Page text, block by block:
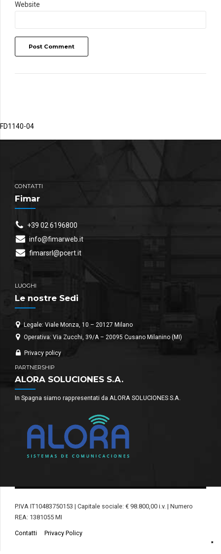
Website
Post Comment
FD1140-04
CONTATTI
Fimar
+39 02 6196800
info@fimarweb.it
fimarsrl@pcert.it
LUOGHI
Le nostre Sedi
Legale: Viale Monza, 10 – 20127 Milano
Operativa: Via Zucchi, 39/A – 20095 Cusano Milanino (MI)
Privacy policy
PARTNERSHIP
ALORA SOLUCIONES S.A.
In Spagna siamo rappresentati da ALORA SOLUCIONES S.A.
P.IVA IT10483750153 | Capitale sociale: € 98.800,00 i.v. | Numero
REA: 1381055 MI
Contatti Privacy Policy